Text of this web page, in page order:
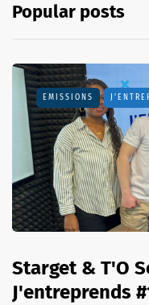
Popular posts
EMISSIONS
Starget & T'O
J'entreprends